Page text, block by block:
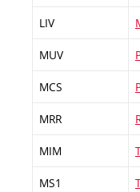
LIV
MUV
MCS
MRR
MIM
MS1